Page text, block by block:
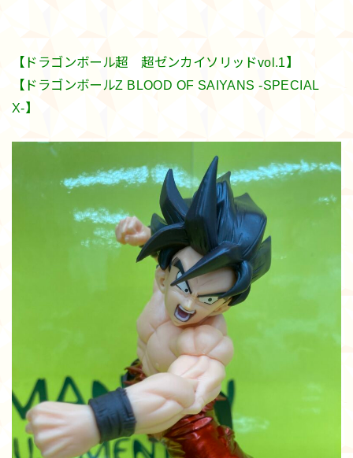
【ドラゴンボール超 超ゼンカイソリッドvol.1】
【ドラゴンボールZ BLOOD OF SAIYANS -SPECIAL
X-】